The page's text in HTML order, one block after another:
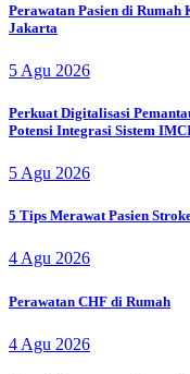
Perawatan Pasien di Rumah
Jakarta
5 Agu 2026
Perkuat Digitalisasi
Potensi Integrasi Sistem
5 Agu 2026
5 Tips Merawat Pasien
4 Agu 2026
Perawatan CHF di Rumah
4 Agu 2026